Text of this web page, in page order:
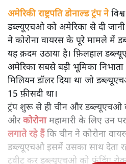
अमेरिकी राष्ट्रपतिडोनाल्ड ट्रंपने
डब्ल्यूएचओ को अमेरिका से दी जानी
ने कोरोना वायरस के पूरे मामले में
यह क़दम उठाया है। फ़िलहाल
अमेरिका सबसे बड़ी भूमिका
मिलियन डॉलर दिया था जो
15 फ़ीसदी था।
ट्रंप शुरू से ही चीन और
औरकोरोनामहामारी के लिए उन
लगाते रहे हैंकि चीन ने कोरोना
डब्ल्यूएचओ इसमें उसका साथ देता
ट्वीट कर डब्ल्यूएचओ को फंडिंग